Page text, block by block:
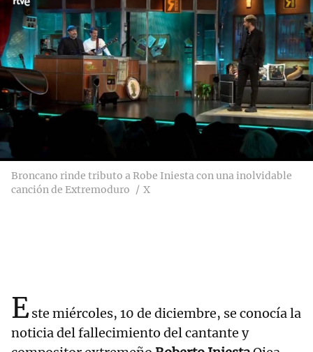
Broncano rinde tributo a Robe Iniesta con una inolvidable
canción de Extremoduro
X
Este miércoles, 10 de diciembre, se conocía la
noticia del fallecimiento del cantante y